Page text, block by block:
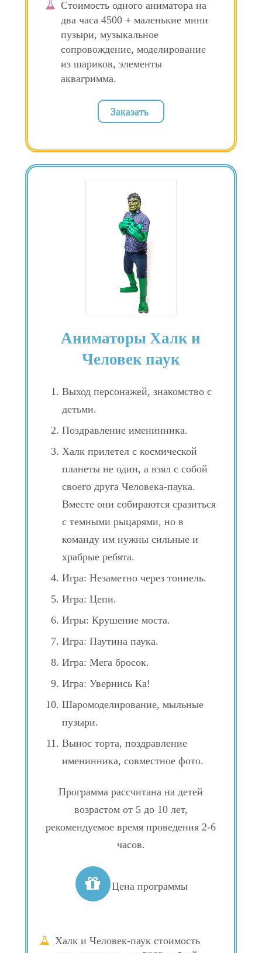
Стоимость одного аниматора на
два часа 4500 + маленькие мини
пузыри, музыкальное
сопровождение, моделирование
из шариков, элементы
аквагримма.
Заказать
Аниматоры Халк и
Человек паук
Выход персонажей, знакомство с
детьми.
Поздравление именинника.
Халк прилетел с космической
планеты не один, а взял с собой
своего друга Человека-паука.
Вместе они собираются сразиться
с темными рыцарями, но в
команду им нужны сильные и
храбрые ребята.
Игра: Незаметно через тоннель.
Игра: Цепи.
Игры: Крушение моста.
Игра: Паутина паука.
Игра: Мега бросок.
Игра: Увернись Ка!
Шаромоделирование, мыльные
пузыри.
Вынос торта, поздравление
именинника, совместное фото.
Программа рассчитана на детей
возрастом от 5 до 10 лет,
рекомендуемое время проведения 2-6
часов.
Цена программы
Халк и Человек-паук стоимость